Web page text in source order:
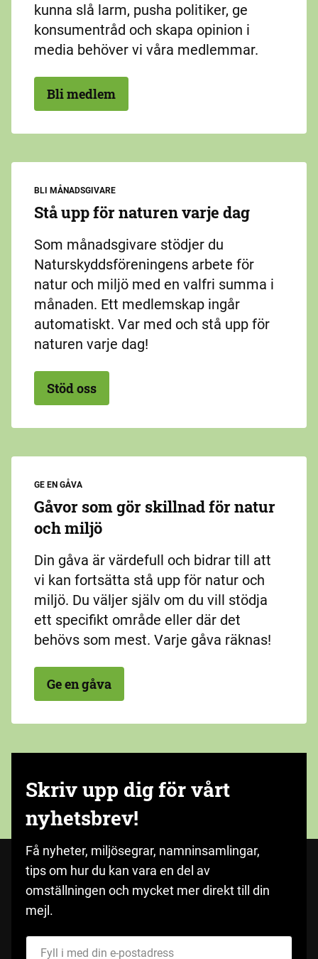
kunna slå larm, pusha politiker, ge
konsumentråd och skapa opinion i
media behöver vi våra medlemmar.
Bli medlem
BLI MÅNADSGIVARE
Stå upp för naturen varje dag
Som månadsgivare stödjer du
Naturskyddsföreningens arbete för
natur och miljö med en valfri summa i
månaden. Ett medlemskap ingår
automatiskt. Var med och stå upp för
naturen varje dag!
Stöd oss
GE EN GÅVA
Gåvor som gör skillnad för natur
och miljö
Din gåva är värdefull och bidrar till att
vi kan fortsätta stå upp för natur och
miljö. Du väljer själv om du vill stödja
ett specifikt område eller där det
behövs som mest. Varje gåva räknas!
Ge en gåva
Skriv upp dig för vårt
nyhetsbrev!
Få nyheter, miljösegrar, namninsamlingar,
tips om hur du kan vara en del av
omställningen och mycket mer direkt till din
mejl.